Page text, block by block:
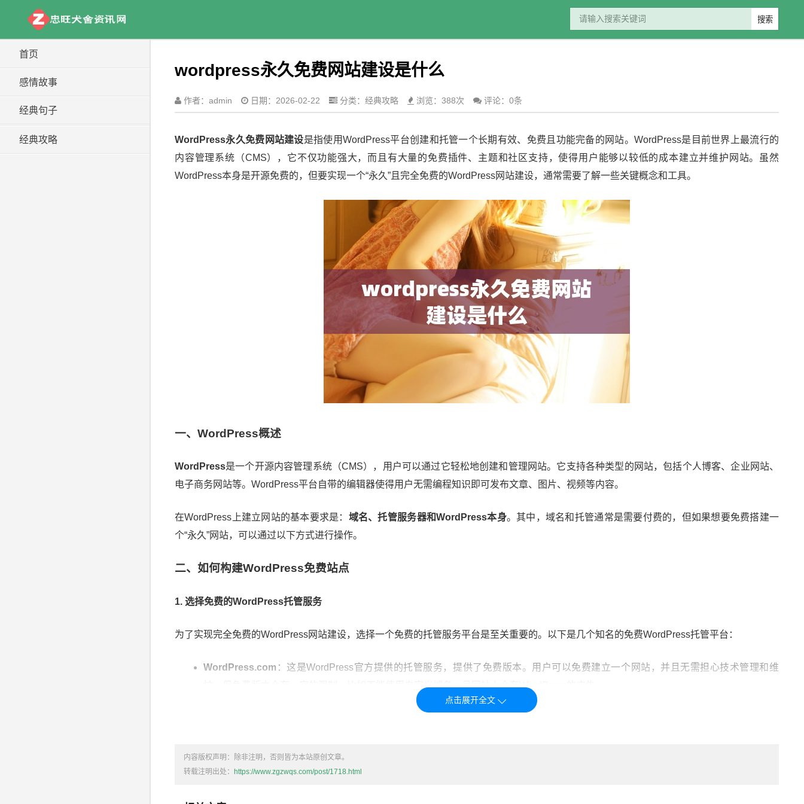
首页
感情故事
经典句子
经典攻略
wordpress永久免费网站建设是什么
作者：admin 日期：2026-02-22 分类： 经典攻略 浏览：388次 评论：0条
WordPress永久免费网站建设是指使用WordPress平台创建和托管一个长期有效、免费且功能完备的网站。WordPress是目前世界上最流行的
内容管理系统（CMS），它不仅功能强大，而且有大量的免费插件、主题和社区支持，使得用户能够以较低的成本建立并维护网站。虽然
WordPress本身是开源免费的，但要实现一个“永久”且完全免费的WordPress网站建设，通常需要了解一些关键概念和工具。
一、WordPress概述
WordPress是一个开源内容管理系统（CMS），用户可以通过它轻松地创建和管理网站。它支持各种类型的网站，包括个人博客、企业网站、
电子商务网站等。WordPress平台自带的编辑器使得用户无需编程知识即可发布文章、图片、视频等内容。
在WordPress上建立网站的基本要求是： 域名、托管服务器和WordPress本身。其中，域名和托管通常是需要付费的，但如果想要免费搭建一
个“永久”网站，可以通过以下方式进行操作。
二、如何构建WordPress免费站点
1. 选择免费的WordPress托管服务
为了实现完全免费的WordPress网站建设，选择一个免费的托管服务平台是至关重要的。以下是几个知名的免费WordPress托管平台：
WordPress.com ：这是WordPress官方提供的托管服务，提供了免费版本。用户可以免费建立一个网站，并且无需担心技术管理和维
护。但免费版本会有一定的限制，比如不能使用自定义域名，且网站上会有WordPress的广告。
InfinityFree：InfinityFree提供无限存储和带宽，允许用户在免费计划中使用WordPress。虽然它没有强制插入广告，但你依然不能使用
内容版权声明：除非注明，否则皆为本站原创文章。
转载注明出处：
https://www.zgzwqs.com/post/1718.html